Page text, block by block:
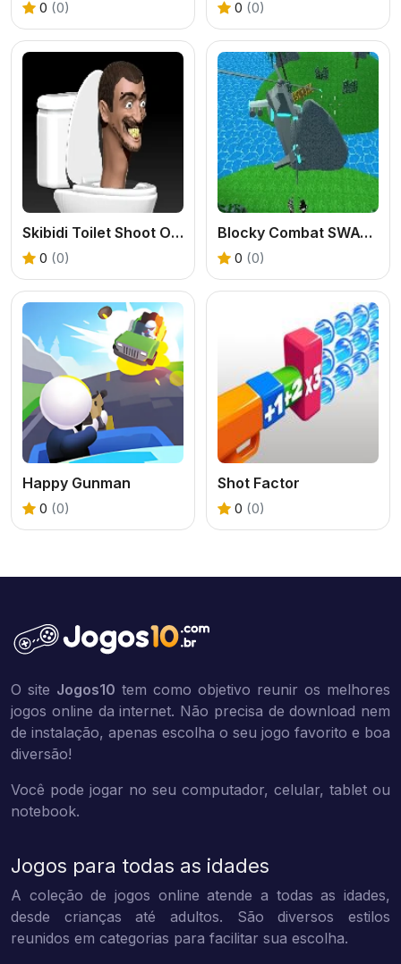
0 (0) 0 (0)
Skibidi Toilet Shoot Out
0 (0)
Blocky Combat SWAT Desert Storm Zombie
0 (0)
Happy Gunman
0 (0)
Shot Factor
0 (0)
O site Jogos10 tem como objetivo reunir os melhores
jogos online da internet. Não precisa de download nem
de instalação, apenas escolha o seu jogo favorito e boa
diversão!
Você pode jogar no seu computador, celular, tablet ou
notebook.
Jogos para todas as idades
A coleção de jogos online atende a todas as idades,
desde crianças até adultos. São diversos estilos
reunidos em categorias para facilitar sua escolha.